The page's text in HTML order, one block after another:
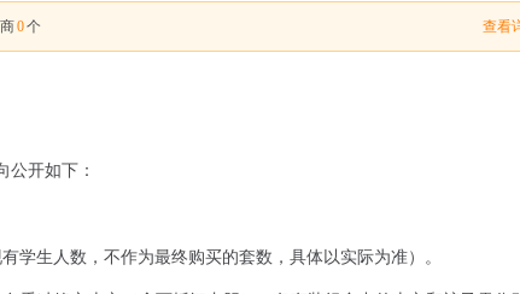
0个 查看
公开如下：
学生人数，不作为最终购买的套数，具体以实际为准）。